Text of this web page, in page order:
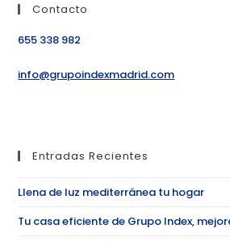
Contacto
655 338 982
info@grupoindexmadrid.com
Entradas Recientes
Llena de luz mediterránea tu hogar
Tu casa eficiente de Grupo Index,